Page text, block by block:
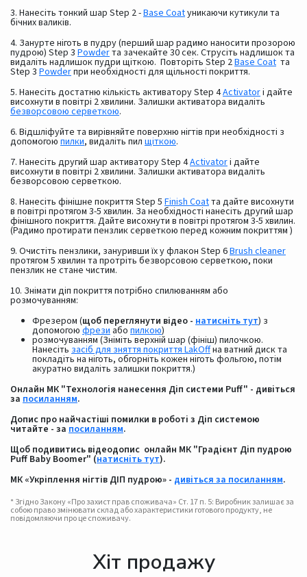
3. Нанесіть тонкий шар Step 2 -Base Coatуникаючи кутикули та
бічних валиків.
4. Занурте ніготь в пудру (перший шар радимо наносити прозорою
пудрою) Step 3 Powderта зачекайте 30 сек. Струсіть надлишок та
видаліть надлишок пудри щіткою. Повторіть Step 2Base Coat та
Step 3 Powderпри необхідності для щільності покриття.
5. Нанесіть достатню кількість активатору Step 4Activatorі дайте
висохнути в повітрі 2 хвилини. Залишки активатора видаліть
безворсовою серветкою.
6. Відшліфуйте та вирівняйте поверхню нігтів при необхідності з
допомогою пилки, видаліть пил щіткою.
7. Нанесіть другий шар активатору Step 4Activatorі дайте
висохнути в повітрі 2 хвилини. Залишки активатора видаліть
безворсовою серветкою.
8. Нанесіть фінішне покриття Step 5 Finish Coatта дайте висохнути
в повітрі протягом 3-5 хвилин. За необхідності нанесіть другий шар
фінішного покриття. Дайте висохнути в повітрі протягом 3-5 хвилин.
(Радимо протирати пензлик серветкою перед кожним покриттям )
9. Очистіть пензлики, зануривши їх у флакон Step 6Brush cleaner
протягом 5 хвилин та протріть безворсовою серветкою, поки
пензлик не стане чистим.
10. Знімати діп покриття потрібно спилюванням або
розмочуванням:
Фрезером (щоб переглянути відео - натисніть тут) з
допомогою фрези або пилкою)
розмочуванням (Зніміть верхній шар (фініш) пилочкою.
Нанесіть засіб для зняття покриття LakOffна ватний диск та
покладіть на ніготь, обгорніть кожен ніготь фольгою, потім
акуратно видаліть залишки покриття.)
Онлайн МК "Технологія нанесення Діп системи Puff" - дивіться
за посиланням.
Допис про найчастіші помилки в роботі з Діп системою
читайте - за посиланням.
Щоб подивитись відеодопис онлайн МК "Градієнт Діп пудрою
Puff Baby Boomer" (натисніть тут).
МК «Укріплення нігтів ДІП пудрою» - дивіться за посиланням.
* Згідно Закону «Про захист прав споживача» Ст. 17 п. 5: Виробник залишає за
собою право змінювати склад або характеристики готового продукту, не
повідомляючи про це споживачу.
Хіт продажу